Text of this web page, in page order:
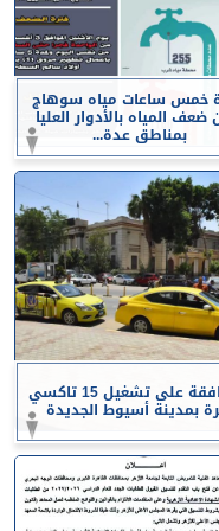
خمس ساعات مياه سوهاج
ضعف المياه بالأدوار العليا
بمناطق عدة...
الموافقة على تشغيل 15 تاكسي
بمدينة أسيوط الجديدة